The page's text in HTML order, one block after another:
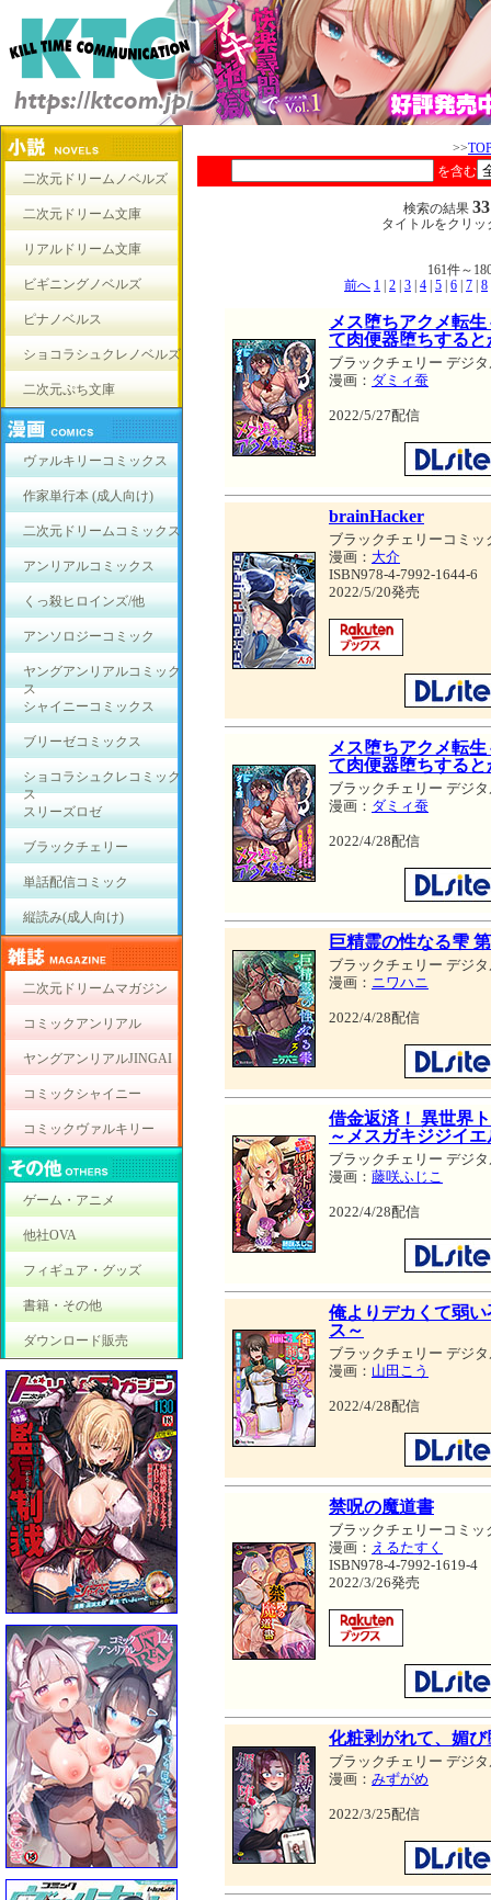
二次元ドリームノベルズ
二次元ドリーム文庫
リアルドリーム文庫
ビギニングノベルズ
ピナノベルス
ショコラシュクレノベルズ
二次元ぷち文庫
ヴァルキリーコミックス
作家単行本 (成人向け)
二次元ドリームコミックス
アンリアルコミックス
くっ殺ヒロインズ/他
アンソロジーコミック
ヤングアンリアルコミック
ス
シャイニーコミックス
ブリーゼコミックス
ショコラシュクレコミック
ス
スリーズロゼ
ブラックチェリー
単話配信コミック
縦読み(成人向け)
二次元ドリームマガジン
コミックアンリアル
ヤングアンリアルJINGAI
コミックシャイニー
コミックヴァルキリー
ゲーム・アニメ
他社OVA
フィギュア・グッズ
書籍・その他
ダウンロード販売
>>
を含む
検索の結果
タイトルをクリ
161件～
前へ 1 2 3 4 5 6 7 8
メス堕ちアクメ転
て肉便器堕ちする
ブラックチェリー デジ
漫画： ダミィ蚕
2022/5/27配信
brainHacker
ブラックチェリーコミッ
漫画： 大介
ISBN978-4-7992-1644-6
2022/5/20発売
メス堕ちアクメ転
て肉便器堕ちする
ブラックチェリー デジ
漫画： ダミィ蚕
2022/4/28配信
巨精霊の性なる雫
ブラックチェリー デジ
漫画： ニワハニ
2022/4/28配信
借金返済！ 異世界
～メスガキジジイ
ブラックチェリー デジ
漫画： 藤咲ふじこ
2022/4/28配信
俺よりデカくて弱
ス～
ブラックチェリー デジ
漫画： 山田こう
2022/4/28配信
禁呪の魔道書
ブラックチェリーコミッ
漫画： えるたすく
ISBN978-4-7992-1619-4
2022/3/26発売
化粧剥がれて、媚び
ブラックチェリー デジ
漫画： みずがめ
2022/3/25配信